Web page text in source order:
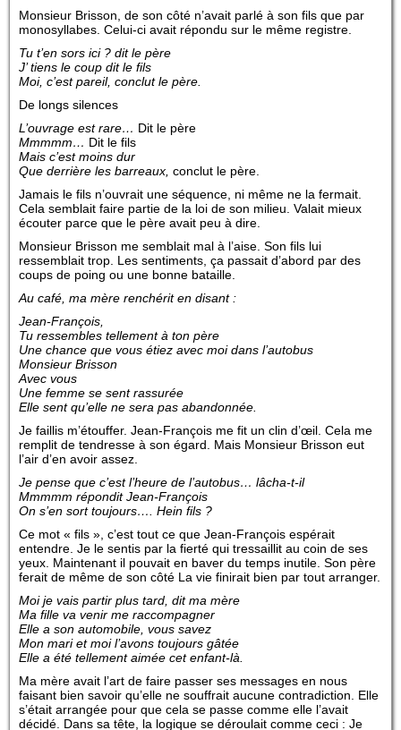
Monsieur Brisson, de son côté n’avait parlé à son fils que par
monosyllabes. Celui-ci avait répondu sur le même registre.
Tu t’en sors ici ? dit le père
J’ tiens le coup dit le fils
Moi, c’est pareil, conclut le père.
De longs silences
L’ouvrage est rare… Dit le père
Mmmmm… Dit le fils
Mais c’est moins dur
Que derrière les barreaux, conclut le père.
Jamais le fils n’ouvrait une séquence, ni même ne la fermait.
Cela semblait faire partie de la loi de son milieu. Valait mieux
écouter parce que le père avait peu à dire.
Monsieur Brisson me semblait mal à l’aise. Son fils lui
ressemblait trop. Les sentiments, ça passait d’abord par des
coups de poing ou une bonne bataille.
Au café, ma mère renchérit en disant :
Jean-François,
Tu ressembles tellement à ton père
Une chance que vous étiez avec moi dans l’autobus
Monsieur Brisson
Avec vous
Une femme se sent rassurée
Elle sent qu’elle ne sera pas abandonnée.
Je faillis m’étouffer. Jean-François me fit un clin d’œil. Cela me
remplit de tendresse à son égard. Mais Monsieur Brisson eut
l’air d’en avoir assez.
Je pense que c’est l’heure de l’autobus… lâcha-t-il
Mmmmm répondit Jean-François
On s’en sort toujours…. Hein fils ?
Ce mot « fils », c’est tout ce que Jean-François espérait
entendre. Je le sentis par la fierté qui tressaillit au coin de ses
yeux. Maintenant il pouvait en baver du temps inutile. Son père
ferait de même de son côté La vie finirait bien par tout arranger.
Moi je vais partir plus tard, dit ma mère
Ma fille va venir me raccompagner
Elle a son automobile, vous savez
Mon mari et moi l’avons toujours gâtée
Elle a été tellement aimée cet enfant-là.
Ma mère avait l’art de faire passer ses messages en nous
faisant bien savoir qu’elle ne souffrait aucune contradiction. Elle
s’était arrangée pour que cela se passe comme elle l’avait
décidé. Dans sa tête, la logique se déroulait comme ceci : Je